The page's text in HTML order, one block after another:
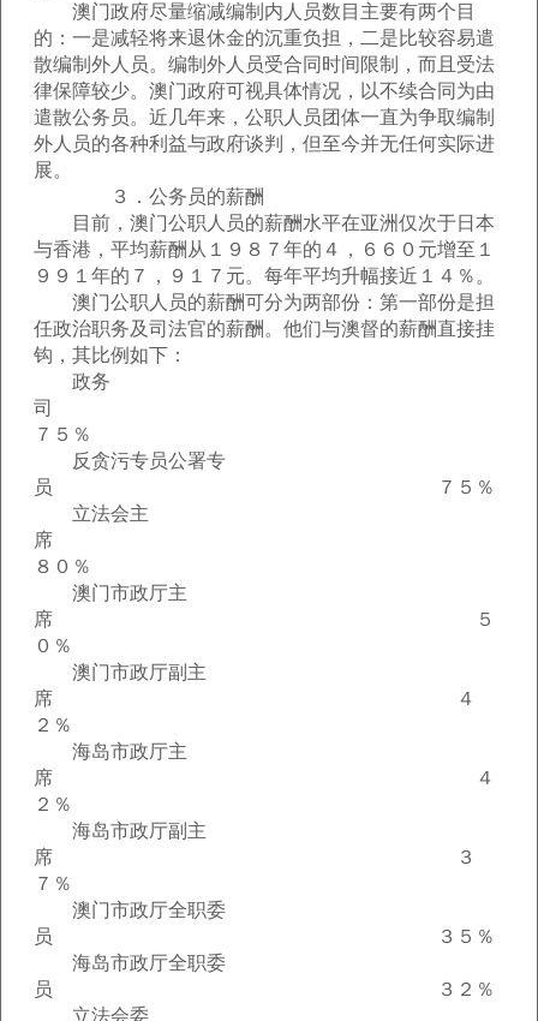
澳门政府尽量缩减编制内人员数目主要有两个目
的：一是减轻将来退休金的沉重负担，二是比较容易遣
散编制外人员。编制外人员受合同时间限制，而且受法
律保障较少。澳门政府可视具体情况，以不续合同为由
遣散公务员。近几年来，公职人员团体一直为争取编制
外人员的各种利益与政府谈判，但至今并无任何实际进
展。
３．公务员的薪酬
目前，澳门公职人员的薪酬水平在亚洲仅次于日本
与香港，平均薪酬从１９８７年的４，６６０元增至１
９９１年的７，９１７元。每年平均升幅接近１４％。
澳门公职人员的薪酬可分为两部份：第一部份是担
任政治职务及司法官的薪酬。他们与澳督的薪酬直接挂
钩，其比例如下：
政务
７５％
反贪污专员公署专
员 ７５％
立法会主
席
８０％
澳门市政厅主
席 ５
０％
澳门市政厅副主
席 ４
２％
海岛市政厅主
席 ４
２％
海岛市政厅副主
席 ３
７％
澳门市政厅全职委
员 ３５％
海岛市政厅全职委
员 ３２％
立法会委